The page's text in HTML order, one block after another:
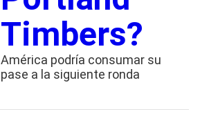
Timbers?
América podría consumar su
pase a la siguiente ronda